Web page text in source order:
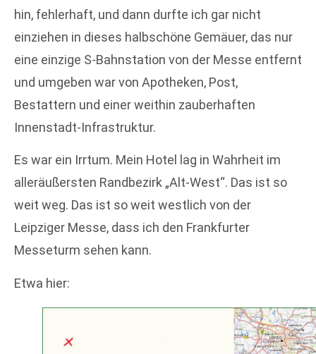
hin, fehlerhaft, und dann durfte ich gar nicht
einziehen in dieses halbschöne Gemäuer, das nur
eine einzige S-Bahnstation von der Messe entfernt
und umgeben war von Apotheken, Post,
Bestattern und einer weithin zauberhaften
Innenstadt-Infrastruktur.
Es war ein Irrtum. Mein Hotel lag in Wahrheit im
alleräußersten Randbezirk „Alt-West“. Das ist so
weit weg. Das ist so weit westlich von der
Leipziger Messe, dass ich den Frankfurter
Messeturm sehen kann.
Etwa hier: